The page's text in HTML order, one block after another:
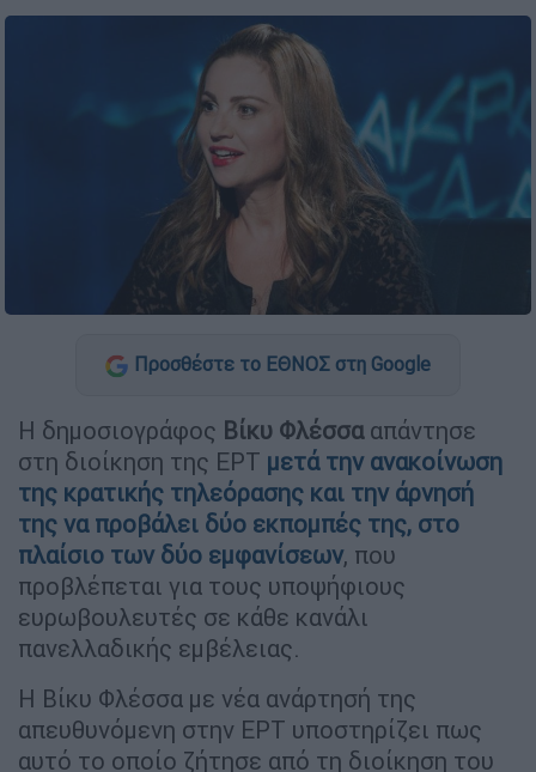
Προσθέστε το ΕΘΝΟΣ στη Google
Η δημοσιογράφος Βίκυ Φλέσσα απάντησε
στη διοίκηση της ΕΡΤ μετά την ανακοίνωση
της κρατικής τηλεόρασης και την άρνησή
της να προβάλει δύο εκπομπές της, στο
πλαίσιο των δύο εμφανίσεων, που
προβλέπεται για τους υποψήφιους
ευρωβουλευτές σε κάθε κανάλι
πανελλαδικής εμβέλειας.
Η Βίκυ Φλέσσα με νέα ανάρτησή της
απευθυνόμενη στην ΕΡΤ υποστηρίζει πως
αυτό το οποίο ζήτησε από τη διοίκηση του